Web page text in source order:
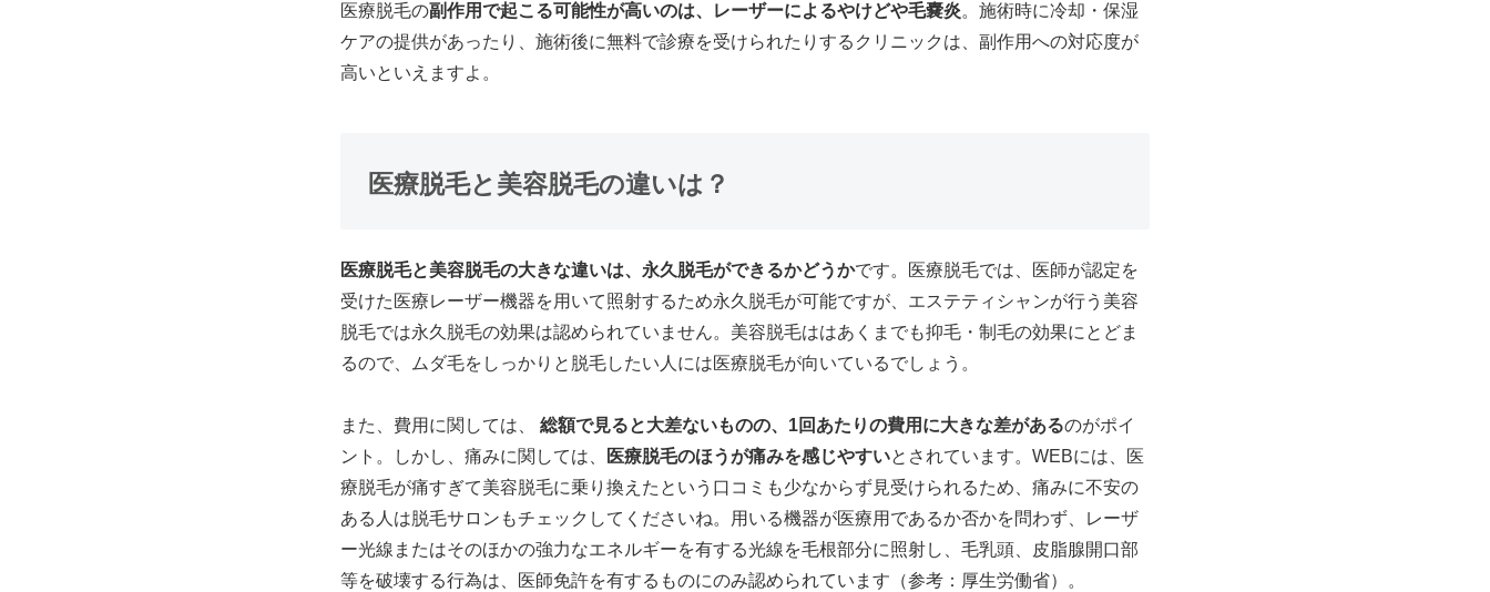
医療脱毛の副作用で起こる可能性が高いのは、レーザーによるやけどや毛嚢炎。施術時に冷却・保湿
ケアの提供があったり、施術後に無料で診療を受けられたりするクリニックは、副作用への対応度が
高いといえますよ。
医療脱毛と美容脱毛の違いは？
医療脱毛と美容脱毛の大きな違いは、永久脱毛ができるかどうかです。医療脱毛では、医師が認定を
受けた医療レーザー機器を用いて照射するため永久脱毛が可能ですが、エステティシャンが行う美容
脱毛では永久脱毛の効果は認められていません。美容脱毛ははあくまでも抑毛・制毛の効果にとどま
るので、ムダ毛をしっかりと脱毛したい人には医療脱毛が向いているでしょう。
また、費用に関しては、 総額で見ると大差ないものの、1回あたりの費用に大きな差があるのがポイ
ント。しかし、痛みに関しては、
医療脱毛のほうが痛みを感じやすいとされています。WEBには、医
療脱毛が痛すぎて美容脱毛に乗り換えたという口コミも少なからず見受けられるため、痛みに不安の
ある人は脱毛サロンもチェックしてくださいね。用いる機器が医療用であるか否かを問わず、レーザ
ー光線またはそのほかの強力なエネルギーを有する光線を毛根部分に照射し、毛乳頭、皮脂腺開口部
等を破壊する行為は、医師免許を有するものにのみ認められています（参考：厚生労働省）。